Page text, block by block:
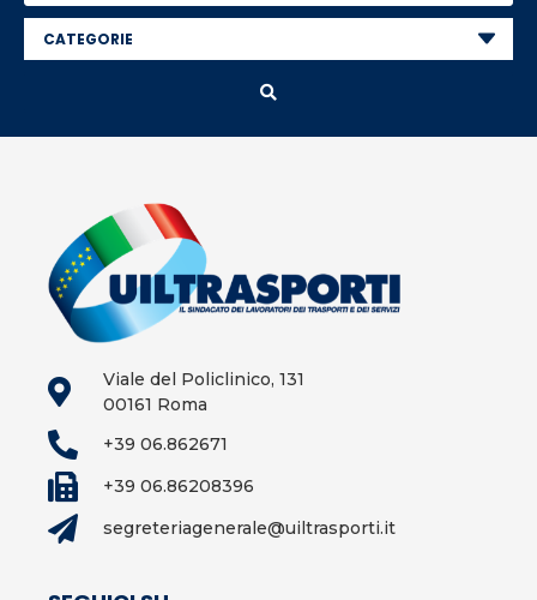
Viale del Policlinico, 131
00161 Roma
+39 06.862671
+39 06.86208396
segreteriagenerale@uiltrasporti.it